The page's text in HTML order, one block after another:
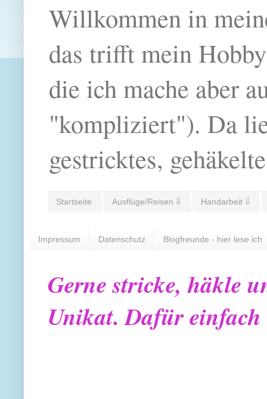
Willkommen in
das trifft mein
die ich mache aber
"kompliziert"). Da
gestricktes,
Startseite Ausflüge/Reisen ⇓ Handarbeit ⇓
Impressum Datenschutz Blogfreunde - hier lese ich
Gerne stricke, häkle
Unikat. Dafür